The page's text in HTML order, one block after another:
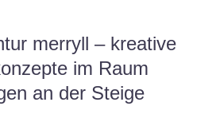
merryll – kreative
im Raum
an der Steige